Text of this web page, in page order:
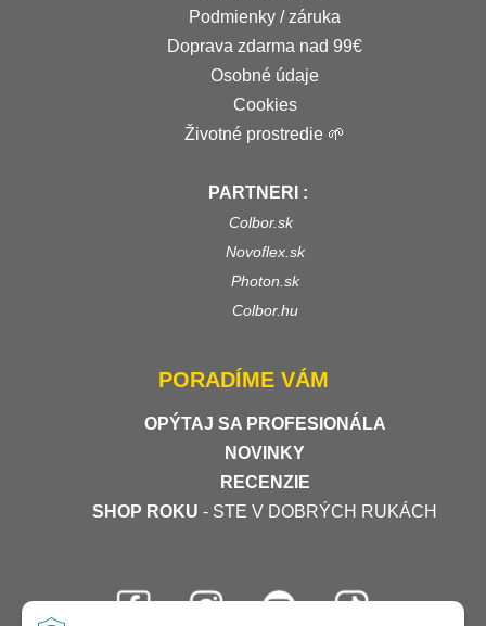
Podmienky / záruka
Doprava zdarma nad 99€
Osobné údaje
Cookies
Životné prostredie 🌱
PARTNERI :
Colbor.sk
Novoflex.sk
Photon.sk
Colbor.hu
PORADÍME VÁM
OPÝTAJ SA PROFESIONÁLA
NOVINKY
RECENZIE
SHOP ROKU - STE V DOBRÝCH RUKÁCH